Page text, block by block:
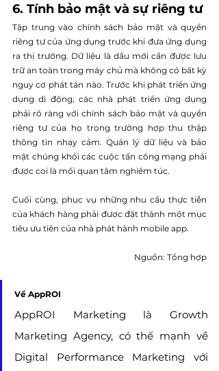
6. Tính bảo mật và sự riêng tư
Tập trung vào chính sách bảo mật và quyền
riêng tư của ứng dụng trước khi đưa ứng dụng
ra thị trường. Dữ liệu là dầu mới cần được lưu
trữ an toàn trong máy chủ mà không có bất kỳ
nguy cơ phát tán nào. Trước khi phát triển ứng
dụng di động, các nhà phát triển ứng dụng
phải rõ ràng với chính sách bảo mật và quyền
riêng tư của họ trong trường hợp thu thập
thông tin nhạy cảm. Quản lý dữ liệu và bảo
mật chúng khỏi các cuộc tấn công mạng phải
được coi là mối quan tâm nghiêm túc.
Cuối cùng, phục vụ những nhu cầu thực tiễn
của khách hàng phải được đặt thành một mục
tiêu ưu tiên của nhà phát hành mobile app.
Nguồn: Tổng hợp
Về AppROI
AppROI Marketing là Growth
Marketing Agency, có thế mạnh về
Digital Performance Marketing với